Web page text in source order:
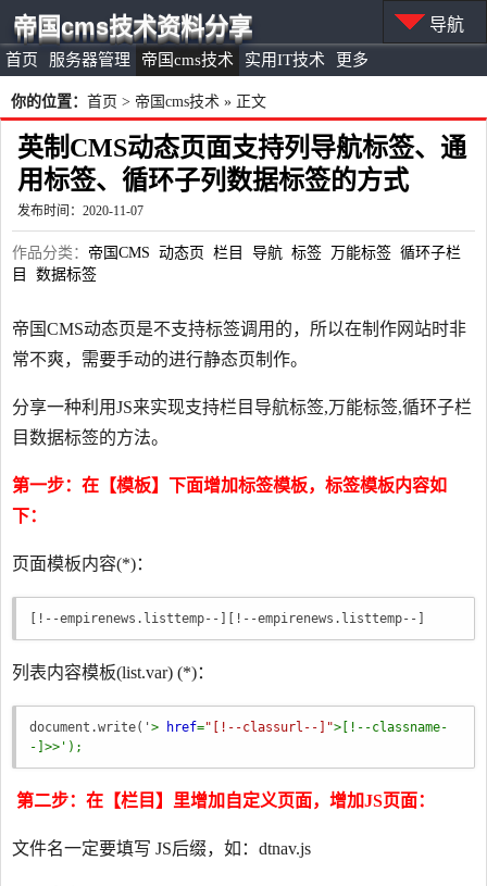
首页 服务器管理 帝国cms技术 实用IT技术 更多
帝国cms技术资料分享 导航
你的位置： 首页 > 帝国cms技术 » 正文
英制CMS动态页面支持列导航标签、通
用标签、循环子列数据标签的方式
发布时间：2020-11-07
作品分类： 帝国CMS 动态页 栏目 导航 标签 万能标签 循环子栏
目
数据标签
帝国CMS动态页是不支持标签调用的，所以在制作网站时非
常不爽，需要手动的进行静态页制作。
分享一种利用JS来实现支持栏目导航标签,万能标签,循环子栏
目数据标签的方法。
第一步：在【模板】下面增加标签模板，标签模板内容如
下：
页面模板内容(*)：
[!--empirenews.listtemp--] [!--empirenews.listtemp--]
列表内容模板(list.var) (*)：
document.write(' > href="[!--classurl--]"> [!--classname-
-] >> ');
第二步：在【栏目】里增加自定义页面，增加JS页面：
文件名一定要填写 JS后缀，如：dtnav.js